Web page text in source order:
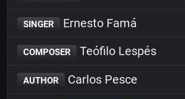
SINGER Ernesto Famá
COMPOSER Teófilo Lespés
AUTHOR Carlos Pesce